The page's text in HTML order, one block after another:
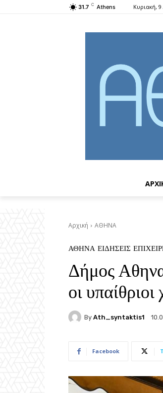
31.7 C Athens Κυριακή,
Αρχική ΑΘΗΝΑ
ΑΘΗΝΑ ΕΙΔΗΣΕΙΣ
Δήμος
οι
By Ath_syntaktis1
Facebook